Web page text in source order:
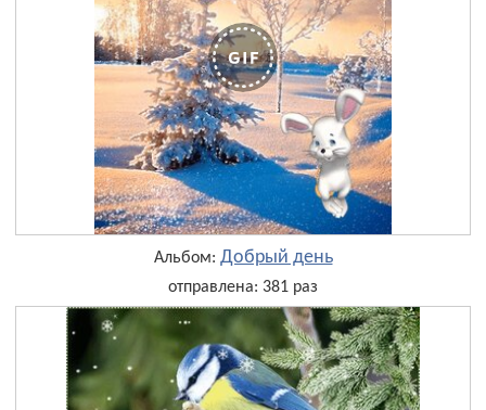
Альбом: Добрый день
отправлена: 381 раз